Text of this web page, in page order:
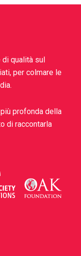
di qualità sul
per colmare le
profonda della
di raccontarla